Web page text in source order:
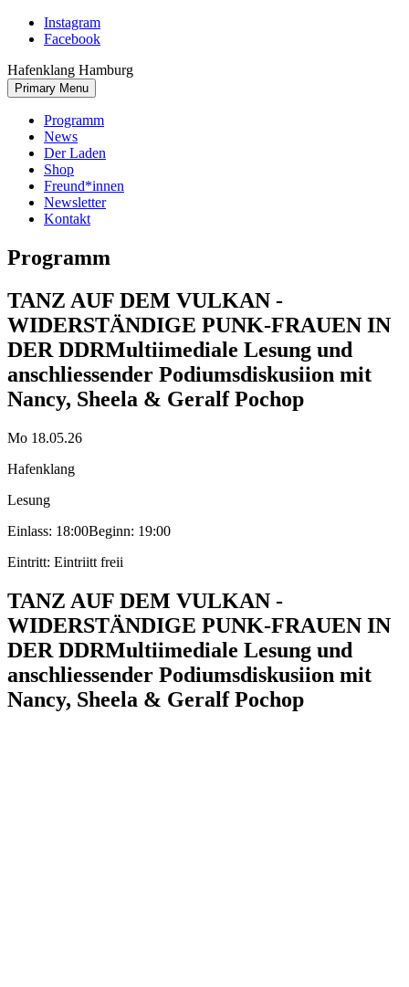
Skip
Instagram
Facebook
Hafenklang Hamburg
Primary Menu
Programm
News
Der Laden
Shop
Freund*innen
Newsletter
Kontakt
Programm
TANZ AUF DEM VULKAN -
WIDERSTÄNDIGE PUNK-FRAUEN IN
DER DDRMultiimediale Lesung und
anschliessender Podiumsdiskusiion mit
Nancy, Sheela & Geralf Pochop
Mo 18.05.26
Hafenklang
Lesung
Einlass: 18:00Beginn: 19:00
Eintritt: Eintriitt freii
TANZ AUF DEM VULKAN -
WIDERSTÄNDIGE PUNK-FRAUEN IN
DER DDRMultiimediale Lesung und
anschliessender Podiumsdiskusiion mit
Nancy, Sheela & Geralf Pochop